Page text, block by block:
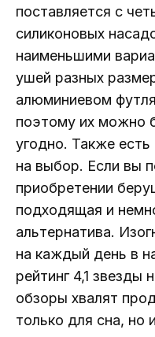
поставляется с
силиконовых
наименьшими
ушей разных
алюминиевом
поэтому их можно
угодно. Также
на выбор. Если вы
приобретении
подходящая и
альтернатива.
на каждый день в
рейтинг 4,1 звезды
обзоры хвалят
только для сна, но